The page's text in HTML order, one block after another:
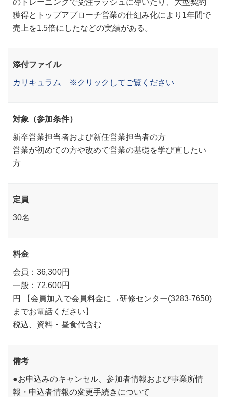
獲得とトップアプローチ営業の仕組み化により1年間で
売上を1.5倍にしたなどの実績がある。
添付ファイル
カリキュラム ※クリックしてご覧ください
対象（参加条件）
新卒営業担当者および新任営業担当者の方
営業が初めての方や改めて営業の基礎を学び直したい
方
定員
30名
料金
会員：36,300円
一般：72,600円
円 【会員加入で会員料金に→研修センター(3283-7650)
までお電話ください】
税込、資料・昼食代含む
備考
●お申込みのキャンセル、参加者情報および事業所情
報・申込者情報の変更手続きについて